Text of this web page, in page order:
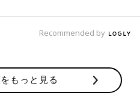
、カートとベビーカー2台体制で球場内を
のに、不思議と私が一段落つい
家の空気が動き出す。
が帰ってきてくれることはうれ
Recommended by
もっと見る